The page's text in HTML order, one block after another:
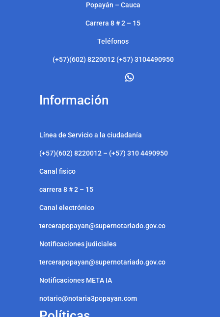
Popayán – Cauca
Carrera 8 # 2 – 15
Teléfonos
(+57)(602) 8220012 (+57) 3104490950
Información
Línea de Servicio a la ciudadanía
(+57)(602) 8220012 – (+57) 310 4490950
Canal fisico
carrera 8 # 2 – 15
Canal electrónico
tercerapopayan@supernotariado.gov.co
Notificaciones judiciales
tercerapopayan@supernotariado.gov.co
Notificaciones META IA
notario@notaria3popayan.com